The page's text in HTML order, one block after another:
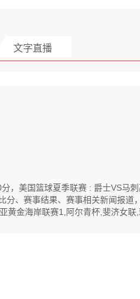
文字直播
，美国篮球夏季联赛 : 爵士VS马
分、赛事结果、赛事相关新闻报
黄金海岸联赛1,阿尔青杯,斐济女